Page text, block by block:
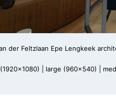
der Feltzlaan Epe Lengkeek
large (960x540)